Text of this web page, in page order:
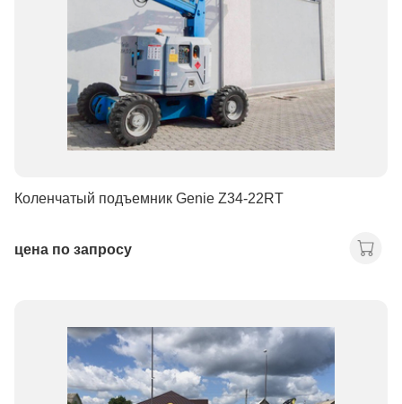
Коленчатый подъемник Genie Z34-22RT
цена по запросу